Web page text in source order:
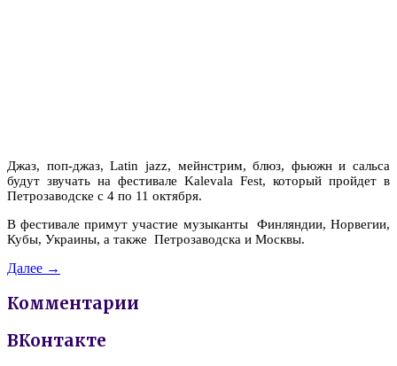
Джаз, поп-джаз, Latin jazz, мейнстрим, блюз, фьюжн и сальса
будут звучать на фестивале Kalevala Fest, который пройдет в
Петрозаводске с 4 по 11 октября.
В фестивале примут участие музыкантыФинляндии, Норвегии,
Кубы, Украины, а также Петрозаводска и Москвы.
Далее →
Комментарии
ВКонтакте